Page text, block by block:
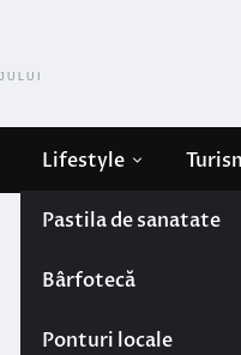
Lifestyle
Pastila de sanatate
Bârfotecă
Ponturi locale